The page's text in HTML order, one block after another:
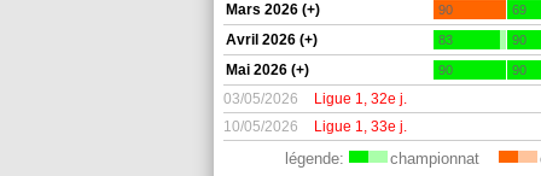
Mars 2026 (+) 90 69
Avril 2026 (+) 83 90
Mai 2026 (+) 90 90
03/05/2026 Ligue 1, 32e j.
10/05/2026
Ligue 1, 33e j.
légende: championnat